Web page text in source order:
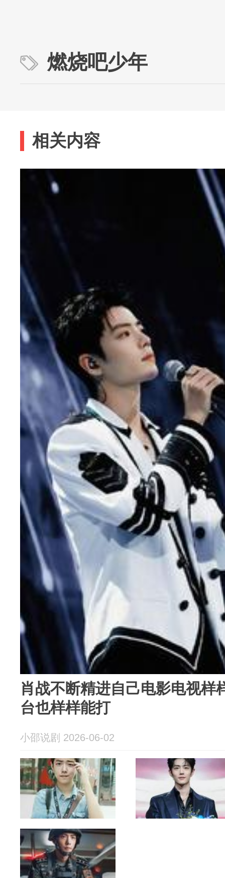
燃烧吧少年
相关内容
肖战不断精进自己电影电视样
台也样样能打
小邵说剧 2026-06-02